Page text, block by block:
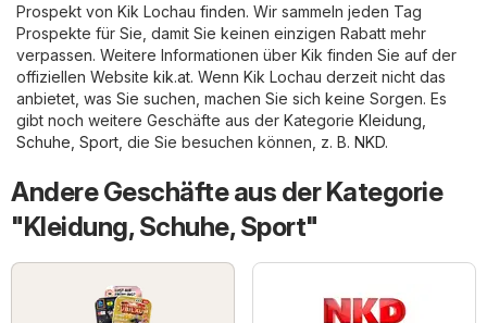
Prospekt von Kik Lochau finden. Wir sammeln jeden Tag
Prospekte für Sie, damit Sie keinen einzigen Rabatt mehr
verpassen. Weitere Informationen über Kik finden Sie auf der
offiziellen Website kik.at. Wenn Kik Lochau derzeit nicht das
anbietet, was Sie suchen, machen Sie sich keine Sorgen. Es
gibt noch weitere Geschäfte aus der Kategorie Kleidung,
Schuhe, Sport , die Sie besuchen können, z. B. NKD.
Andere Geschäfte aus der Kategorie
"Kleidung, Schuhe, Sport"